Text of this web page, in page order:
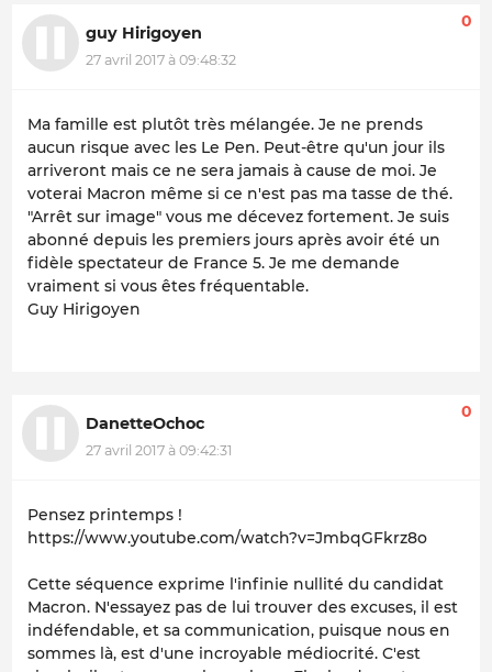
guy Hirigoyen
27 avril 2017 à 09:48:32
0
Ma famille est plutôt très mélangée. Je ne prends
aucun risque avec les Le Pen. Peut-être qu'un jour ils
arriveront mais ce ne sera jamais à cause de moi. Je
voterai Macron même si ce n'est pas ma tasse de thé.
"Arrêt sur image" vous me décevez fortement. Je suis
abonné depuis les premiers jours après avoir été un
fidèle spectateur de France 5. Je me demande
vraiment si vous êtes fréquentable.
Guy Hirigoyen
DanetteOchoc
27 avril 2017 à 09:42:31
0
Pensez printemps !
https://www.youtube.com/watch?v=JmbqGFkrz8o
Cette séquence exprime l'infinie nullité du candidat
Macron. N'essayez pas de lui trouver des excuses, il est
indéfendable, et sa communication, puisque nous en
sommes là, est d'une incroyable médiocrité. C'est